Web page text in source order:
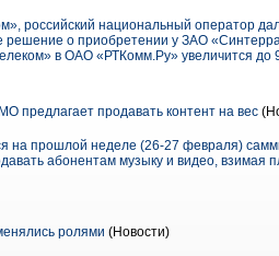
российский национальный оператор
решение о приобретении у ЗАО
в ОАО «РТКомм.Ру» увеличится до
предлагает продавать контент на вес
на прошлой неделе (26-27 февраля)
абонентам музыку и видео,
ролями (Новости)